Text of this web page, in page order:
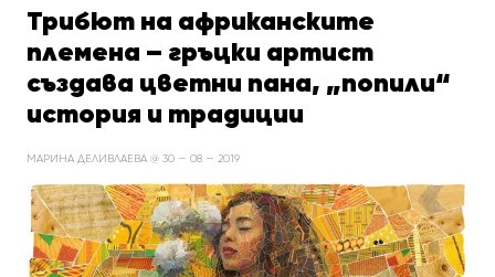
за:Трибют на африканските
племена – гръцки артист
създава цветни пана, „попили“
история и традиции
МАРИНА ДЕЛИВЛАЕВА @ 30 — 08 — 2019